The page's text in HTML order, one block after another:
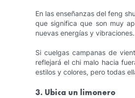
En las enseñanzas del feng
que significa que son muy
nuevas energías y vibraciones.
Si cuelgas campanas de
reflejará el chi malo hacia
estilos y colores, pero todas
3. Ubica un limonero